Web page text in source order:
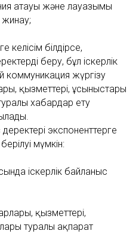
атауы және лауазымы
жинау;
келісім білдірсе,
беру, бұл іскерлік
коммуникация жүргізу
қызметтері, ұсыныстары
хабардар ету
экспоненттерге
мүмкін:
іскерлік байланыс
қызметтері,
туралы ақпарат